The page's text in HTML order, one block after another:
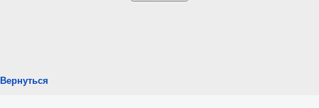
Вернуться